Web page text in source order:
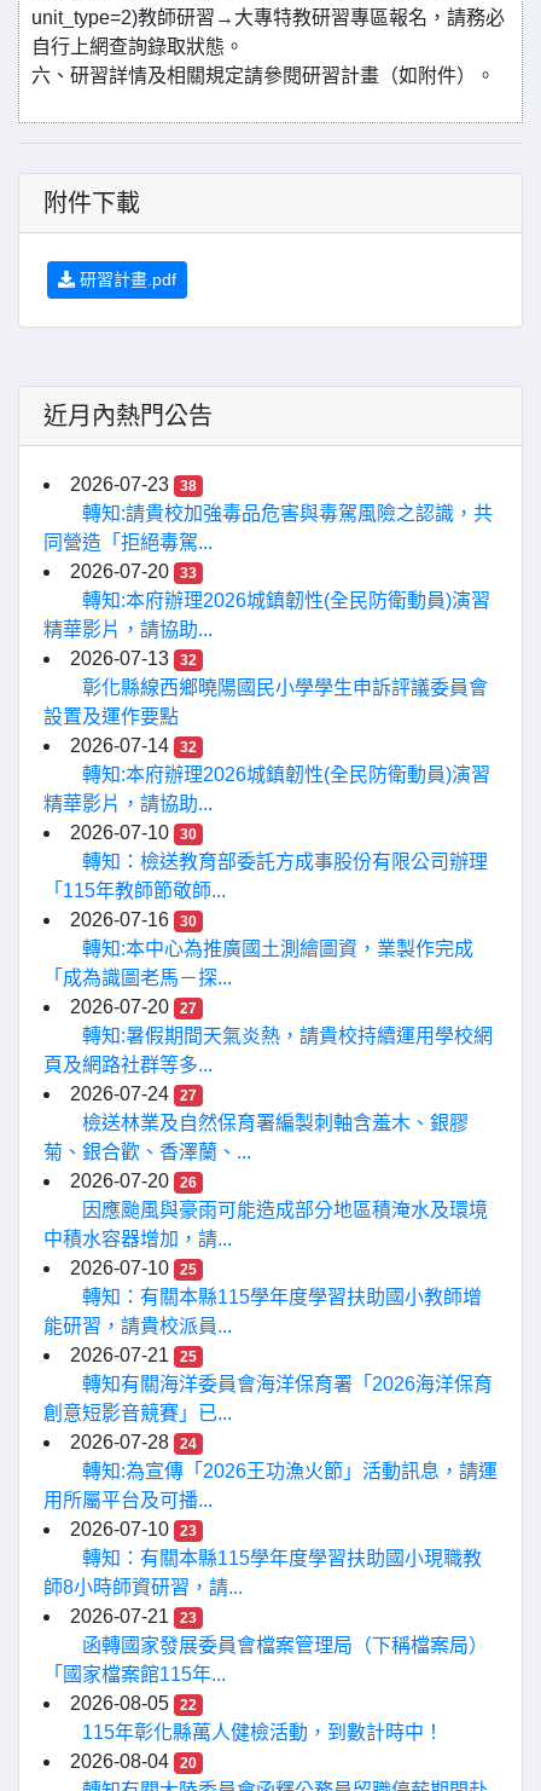
unit_type=2)教師研習→大專特教研習專區報名，請務必
自行上網查詢錄取狀態。
六、研習詳情及相關規定請參閱研習計畫（如附件）。
附件下載
研習計畫.pdf
近月內熱門公告
2026-07-23 38
轉知:請貴校加強毒品危害與毒駕風險之認識，共
同營造「拒絕毒駕...
2026-07-20
33
轉知:本府辦理2026城鎮韌性(全民防衛動員)演習
精華影片，請協助...
2026-07-13
32
彰化縣線西鄉曉陽國民小學學生申訴評議委員會
設置及運作要點
2026-07-14
32
轉知:本府辦理2026城鎮韌性(全民防衛動員)演習
精華影片，請協助...
2026-07-10
30
轉知：檢送教育部委託方成事股份有限公司辦理
「115年教師節敬師...
2026-07-16
30
轉知:本中心為推廣國土測繪圖資，業製作完成
「成為識圖老馬－探...
2026-07-20
27
轉知:暑假期間天氣炎熱，請貴校持續運用學校網
頁及網路社群等多...
2026-07-24
27
檢送林業及自然保育署編製刺軸含羞木、銀膠
菊、銀合歡、香澤蘭、...
2026-07-20
26
因應颱風與豪雨可能造成部分地區積淹水及環境
中積水容器增加，請...
2026-07-10
25
轉知：有關本縣115學年度學習扶助國小教師增
能研習，請貴校派員...
2026-07-21
25
轉知有關海洋委員會海洋保育署「2026海洋保育
創意短影音競賽」已...
2026-07-28
24
轉知:為宣傳「2026王功漁火節」活動訊息，請運
用所屬平台及可播...
2026-07-10
23
轉知：有關本縣115學年度學習扶助國小現職教
師8小時師資研習，請...
2026-07-21
23
函轉國家發展委員會檔案管理局（下稱檔案局）
「國家檔案館115年...
2026-08-05
22
115年彰化縣萬人健檢活動，到數計時中！
2026-08-04
20